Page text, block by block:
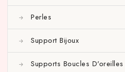
Perles
Support Bijoux
Supports Boucles D'oreilles